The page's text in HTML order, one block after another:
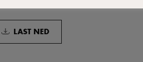
LAST NED